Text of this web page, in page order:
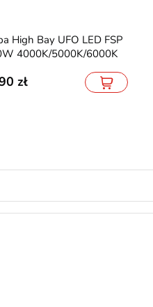
4000K/5000K/6000K